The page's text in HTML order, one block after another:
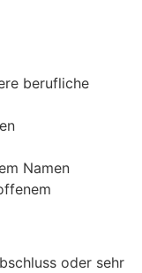
berufliche
Namen
oder sehr